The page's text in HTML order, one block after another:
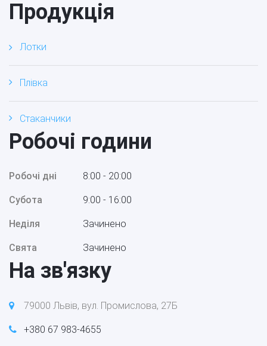
Продукція
Лотки
Плівка
Стаканчики
Робочі години
Робочі дні 8:00 - 20:00
Субота 9:00 - 16:00
Неділя Зачинено
Свята Зачинено
На зв'язку
79000 Львів, вул. Промислова, 27Б
+380 67 983-4655